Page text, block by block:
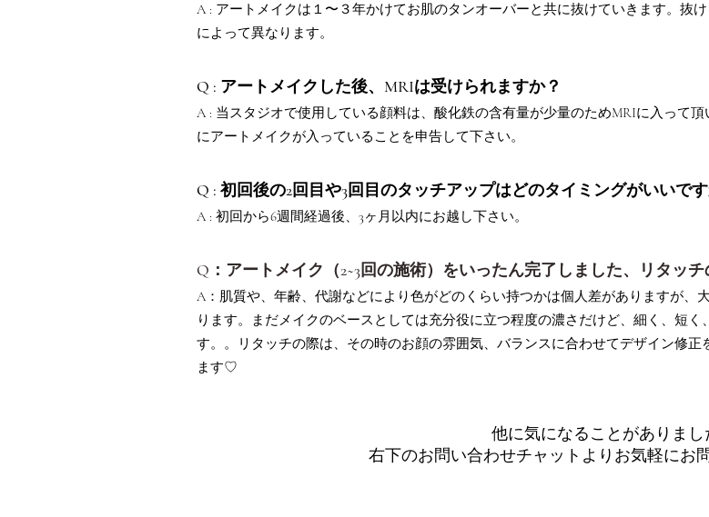
A : アートメイクは１〜３年かけてお肌のタンオーバーと共に抜けていきます。抜
によって異なります。
Q : アートメイクした後、MRIは受けられますか？
A : 当スタジオで使用している顔料は、酸化鉄の含有量が少量のためMRIに入って
にアートメイクが入っていることを申告して下さい。
Q : 初回後の2回目や3回目のタッチアップはどのタイミングがいいで
A : 初回から6週間経過後、3ヶ月以内にお越し下さい。
Q：アートメイク（2~3回の施術）をいったん完了しました、リタッ
A：肌質や、年齢、代謝などにより色がどのくらい持つかは個人差がありますが、
ります。まだメイクのベースとしては充分役に立つ程度の濃さだけど、細く、短
す。。リタッチの際は、その時のお顔の雰囲気、バランスに合わせてデザイン修
ます♡
他に気になることがありまし
右下のお問い合わせチャットよりお気軽にお